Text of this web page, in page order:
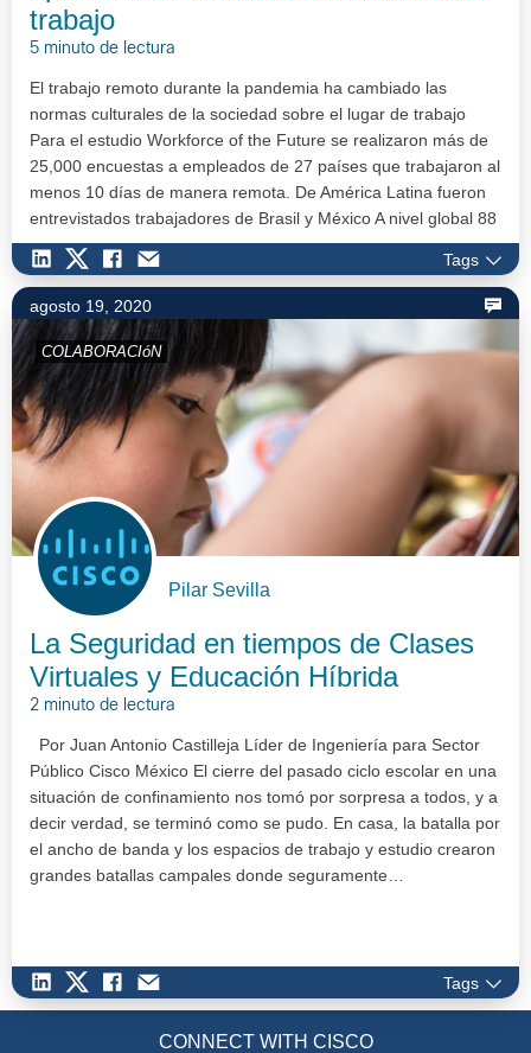
trabajo
5 minuto de lectura
El trabajo remoto durante la pandemia ha cambiado las
normas culturales de la sociedad sobre el lugar de trabajo
Para el estudio Workforce of the Future se realizaron más de
25,000 encuestas a empleados de 27 países que trabajaron al
menos 10 días de manera remota. De América Latina fueron
entrevistados trabajadores de Brasil y México A nivel global 88
% de…
Tags
agosto 19, 2020
COLABORACIóN
Pilar Sevilla
La Seguridad en tiempos de Clases
Virtuales y Educación Híbrida
2 minuto de lectura
Por Juan Antonio Castilleja Líder de Ingeniería para Sector
Público Cisco México El cierre del pasado ciclo escolar en una
situación de confinamiento nos tomó por sorpresa a todos, y a
decir verdad, se terminó como se pudo. En casa, la batalla por
el ancho de banda y los espacios de trabajo y estudio crearon
grandes batallas campales donde seguramente…
Tags
CONNECT WITH CISCO